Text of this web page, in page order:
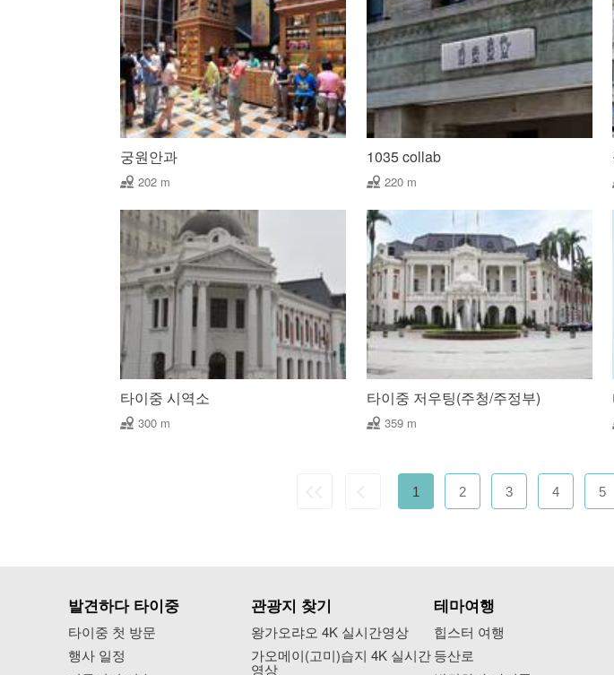
궁원안과
202 m
1035 collab
220 m
타이중 시역소
300 m
타이중 저우팅(주청/주정부)
359 m
1 2 3 4 5
발견하다 타이중
타이중 첫 방문
행사 일정
관광지 찾기
왕가오랴오 4K 실시간영상
가오메이(고미)습지 4K 실시간
영상
테마여행
힙스터 여행
등산로